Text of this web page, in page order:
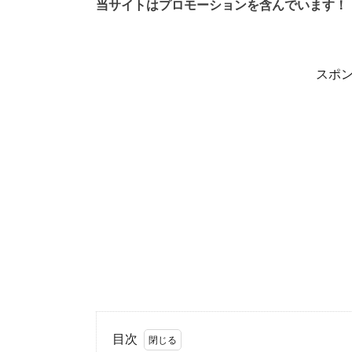
当サイトはプロモーションを含んでいます！
スポ
目次